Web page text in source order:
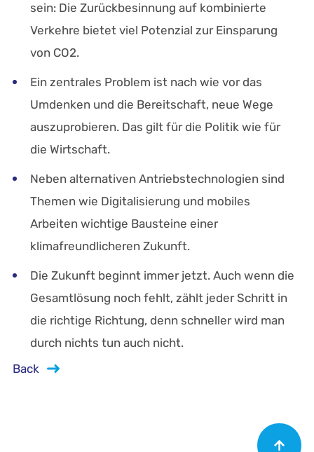
sein: Die Zurückbesinnung auf kombinierte
Verkehre bietet viel Potenzial zur Einsparung
von CO2.
Ein zentrales Problem ist nach wie vor das
Umdenken und die Bereitschaft, neue Wege
auszuprobieren. Das gilt für die Politik wie für
die Wirtschaft.
Neben alternativen Antriebstechnologien sind
Themen wie Digitalisierung und mobiles
Arbeiten wichtige Bausteine einer
klimafreundlicheren Zukunft.
Die Zukunft beginnt immer jetzt. Auch wenn die
Gesamtlösung noch fehlt, zählt jeder Schritt in
die richtige Richtung, denn schneller wird man
durch nichts tun auch nicht.
Back